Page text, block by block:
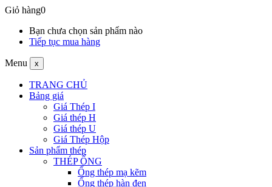
Giỏ hàng0
Bạn chưa chọn sản phẩm nào
Tiếp tục mua hàng
Menu x
TRANG CHỦ
Bảng giá
Giá Thép I
Giá thép H
Giá thép U
Giá Thép Hộp
Sản phẩm thép
THÉP ỐNG
Ống thép mạ kẽm
Ống thép hàn đen